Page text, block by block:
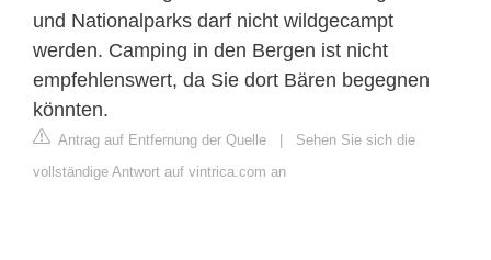
und Nationalparks darf nicht wildgecampt
werden. Camping in den Bergen ist nicht
empfehlenswert, da Sie dort Bären begegnen
könnten.
Antrag auf Entfernung der Quelle | Sehen Sie sich die
vollständige Antwort auf vintrica.com an